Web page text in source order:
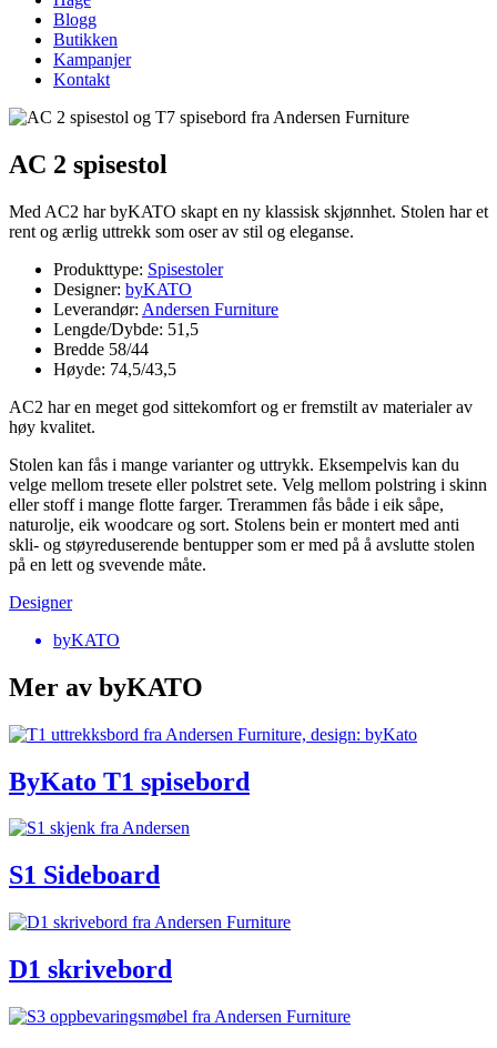
Blogg
Butikken
Kampanjer
Kontakt
AC 2 spisestol
Med AC2 har byKATO skapt en ny klassisk skjønnhet. Stolen har et
rent og ærlig uttrekk som oser av stil og eleganse.
Produkttype: Spisestoler
Designer: byKATO
Leverandør: Andersen Furniture
Lengde/Dybde: 51,5
Bredde 58/44
Høyde: 74,5/43,5
AC2 har en meget god sittekomfort og er fremstilt av materialer av
høy kvalitet.
Stolen kan fås i mange varianter og uttrykk. Eksempelvis kan du
velge mellom tresete eller polstret sete. Velg mellom polstring i skinn
eller stoff i mange flotte farger. Trerammen fås både i eik såpe,
naturolje, eik woodcare og sort. Stolens bein er montert med anti
skli- og støyreduserende bentupper som er med på å avslutte stolen
på en lett og svevende måte.
Designer
byKATO
Mer av byKATO
ByKato T1 spisebord
S1 Sideboard
D1 skrivebord